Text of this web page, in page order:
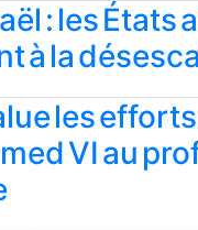
: les États
à la
les
VI au